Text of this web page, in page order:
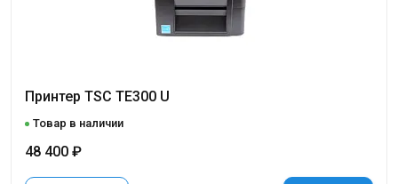
Принтер TSC TE300 U
Товар в наличии
48 400 ₽